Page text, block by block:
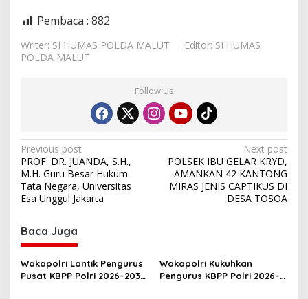
Pembaca : 882
Writer: SI HUMAS POLDA MALUT
Editor: SI HUMAS
POLDA MALUT
Follow Us
P
o
s
t
n
a
v
i
Previous post
PROF. DR. JUANDA, S.H.,
M.H. Guru Besar Hukum
Tata Negara, Universitas
Esa Unggul Jakarta
Next post
POLSEK IBU GELAR KRYD,
AMANKAN 42 KANTONG
MIRAS JENIS CAPTIKUS DI
DESA TOSOA
Baca Juga
Wakapolri Lantik Pengurus
Pusat KBPP Polri 2026–2031,
Wakapolri Kukuhkan
Pengurus KBPP Polri 2026–